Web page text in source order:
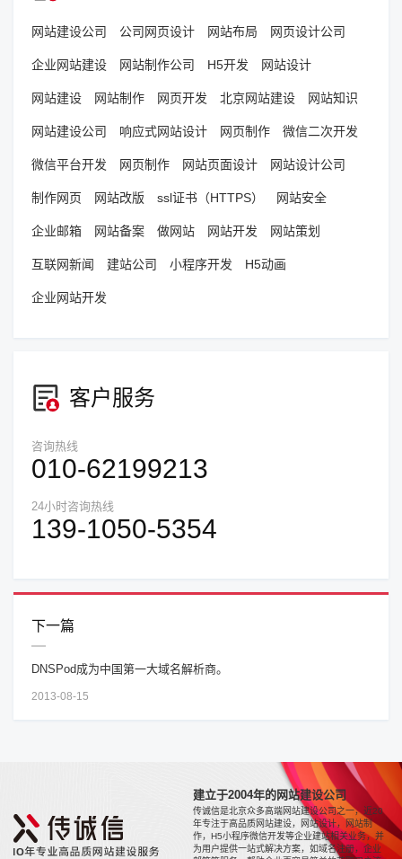
网站建设公司 公司网页设计 网站布局 网页设计公司
企业网站建设 网站制作公司 H5开发 网站设计
网站建设 网站制作 网页开发 北京网站建设 网站知识
网站建设公司 响应式网站设计 网页制作 微信二次开发
微信平台开发 网页制作 网站页面设计 网站设计公司
制作网页 网站改版 ssl证书（HTTPS） 网站安全
企业邮箱 网站备案 做网站 网站开发 网站策划
互联网新闻 建站公司 小程序开发 H5动画
企业网站开发
客户服务
咨询热线
010-62199213
24小时咨询热线
139-1050-5354
下一篇
DNSPod成为中国第一大域名解析商。
2013-08-15
建立于2004年的网站建设公司
传诚信是北京众多高端网站建设公司之一，近20
年专注于高品质网站建设，网站设计，网站制
作，H5小程序微信开发等企业建站相关业务，并
为用户提供一站式解决方案，如域名注册，企业